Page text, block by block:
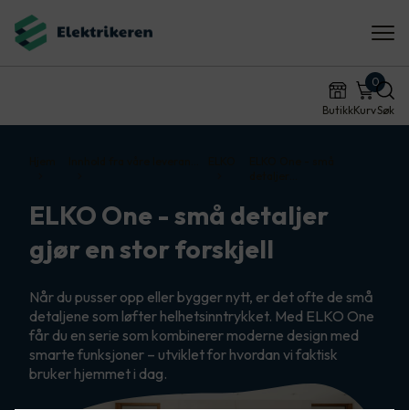
ButikkKurv
0
Søk
ELKO One - små detaljer
gjør en stor forskjell
Når du pusser opp eller bygger nytt, er det ofte de små
detaljene som løfter helhetsinntrykket. Med ELKO One
får du en serie som kombinerer moderne design med
smarte funksjoner – utviklet for hvordan vi faktisk
bruker hjemmet i dag.